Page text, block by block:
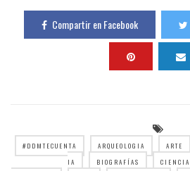
Compartir en Facebook
#DDMTECUENTA ARQUEOLOGIA ARTE
IA
BIOGRAFÍAS CIENCIA